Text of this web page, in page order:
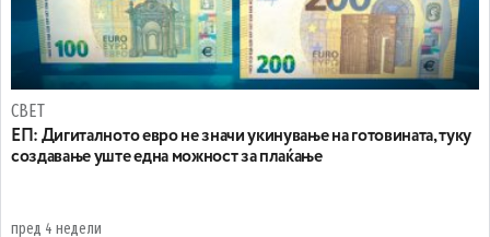
СВЕТ
ЕП: Дигиталното евро не значи укинување на готовината, туку
создавање уште една можност за плаќање
пред 4 недели